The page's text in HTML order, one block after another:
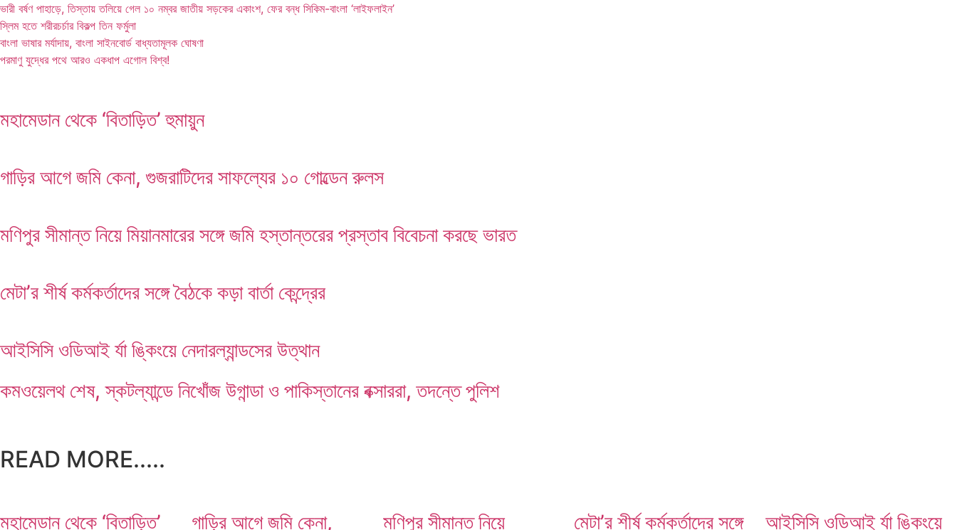
ভারী বর্ষণ পাহাড়ে, তিস্তায় তলিয়ে গেল ১০ নম্বর জাতীয় সড়কের একাংশ, ফের বন্ধ সিকিম-বাংলা ‘লাইফলাইন’
স্লিম হতে শরীরচর্চার বিকল্প তিন ফর্মুলা
বাংলা ভাষার মর্যাদায়, বাংলা সাইনবোর্ড বাধ্যতামূলক ঘোষণা
পরমাণু যুদ্ধের পথে আরও একধাপ এগোল বিশ্ব!
মহামেডান থেকে ‘বিতাড়িত’ হুমায়ুন
গাড়ির আগে জমি কেনা, গুজরাটিদের সাফল্যের ১০ গোল্ডেন রুলস
মণিপুর সীমান্ত নিয়ে মিয়ানমারের সঙ্গে জমি হস্তান্তরের প্রস্তাব বিবেচনা করছে ভারত
মেটা’র শীর্ষ কর্মকর্তাদের সঙ্গে বৈঠকে কড়া বার্তা কেন্দ্রের
আইসিসি ওডিআই র্যা ঙ্কিংয়ে নেদারল্যান্ডসের উত্থান
কমওয়েলথ শেষ, স্কটল্যান্ডে নিখোঁজ উগান্ডা ও পাকিস্তানের বক্সাররা, তদন্তে পুলিশ
READ MORE.....
মহামেডান থেকে ‘বিতাড়িত’
গাড়ির আগে জমি কেনা,
মণিপুর সীমান্ত নিয়ে
মেটা’র শীর্ষ কর্মকর্তাদের সঙ্গে
আইসিসি ওডিআই র্যা ঙ্কিংয়ে